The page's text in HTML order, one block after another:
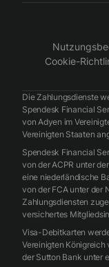
Cookie-
Die Zahlungsdienste
Spendesk Financial
von Adyen im
Vereinigten Staaten
Spendesk Financial
von der ACPR unter
eine niederländische
von der FCA unter der
Zahlungsdiensten
versichertes
Visa-Debitkarten
Vereinigten Königreich
der Sutton Bank unter